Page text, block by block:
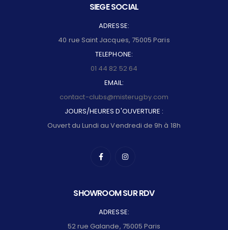
SIEGE SOCIAL
ADRESSE:
40 rue Saint Jacques, 75005 Paris
TELEPHONE:
01 44 82 52 64
EMAIL:
contact-clubs@misterugby.com
JOURS/HEURES D'OUVERTURE :
Ouvert du Lundi au Vendredi de 9h à 18h
SHOWROOM SUR RDV
ADRESSE:
52 rue Galande, 75005 Paris